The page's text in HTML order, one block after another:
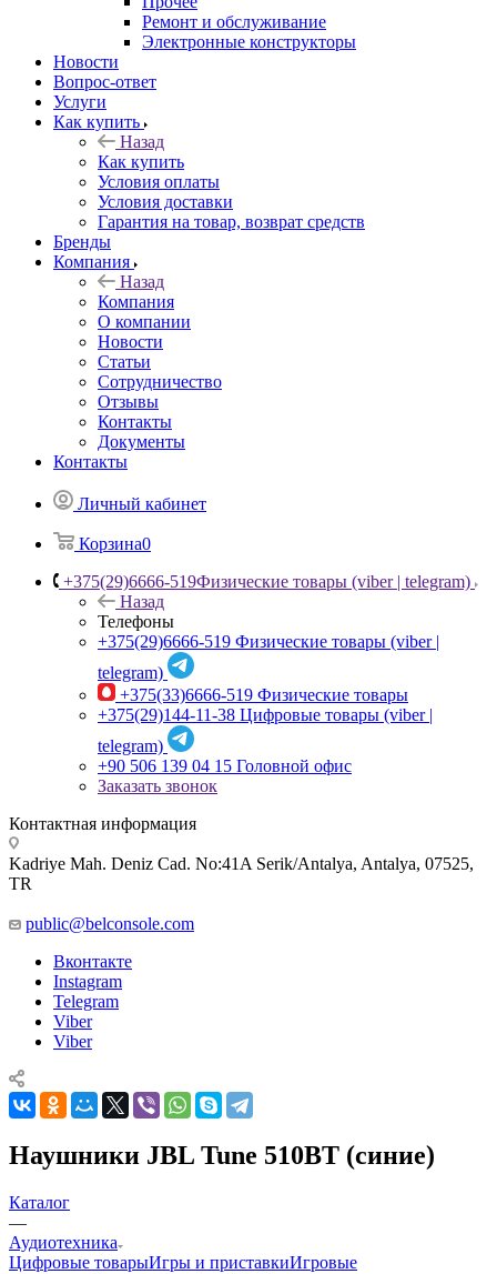
Ремонт и обслуживание
Электронные конструкторы
Новости
Вопрос-ответ
Услуги
Как купить
Назад
Как купить
Условия оплаты
Условия доставки
Гарантия на товар, возврат средств
Бренды
Компания
Назад
Компания
О компании
Новости
Статьи
Сотрудничество
Отзывы
Контакты
Документы
Контакты
Личный кабинет
Корзина0
+375(29)6666-519Физические товары (viber | telegram)
Назад
Телефоны
+375(29)6666-519 Физические товары (viber |
telegram)
+375(33)6666-519 Физические товары
+375(29)144-11-38 Цифровые товары (viber |
telegram)
+90 506 139 04 15 Головной офис
Заказать звонок
Контактная информация
Kadriye Mah. Deniz Cad. No:41A Serik/Antalya, Antalya, 07525,
TR
public@belconsole.com
Вконтакте
Instagram
Telegram
Viber
Viber
Наушники JBL Tune 510BT (синие)
Каталог
—
Аудиотехника
Цифровые товарыИгры и приставкиИгровые